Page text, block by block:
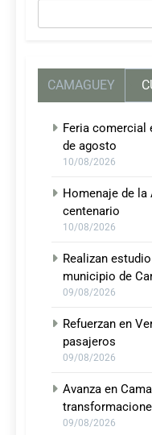
CAMAGUEY
Feria comercial
de agosto
10/08/2026
Homenaje de la
centenario
10/08/2026
Realizan
municipio de
09/08/2026
Refuerzan en
pasajeros
09/08/2026
Avanza en
09/08/2026